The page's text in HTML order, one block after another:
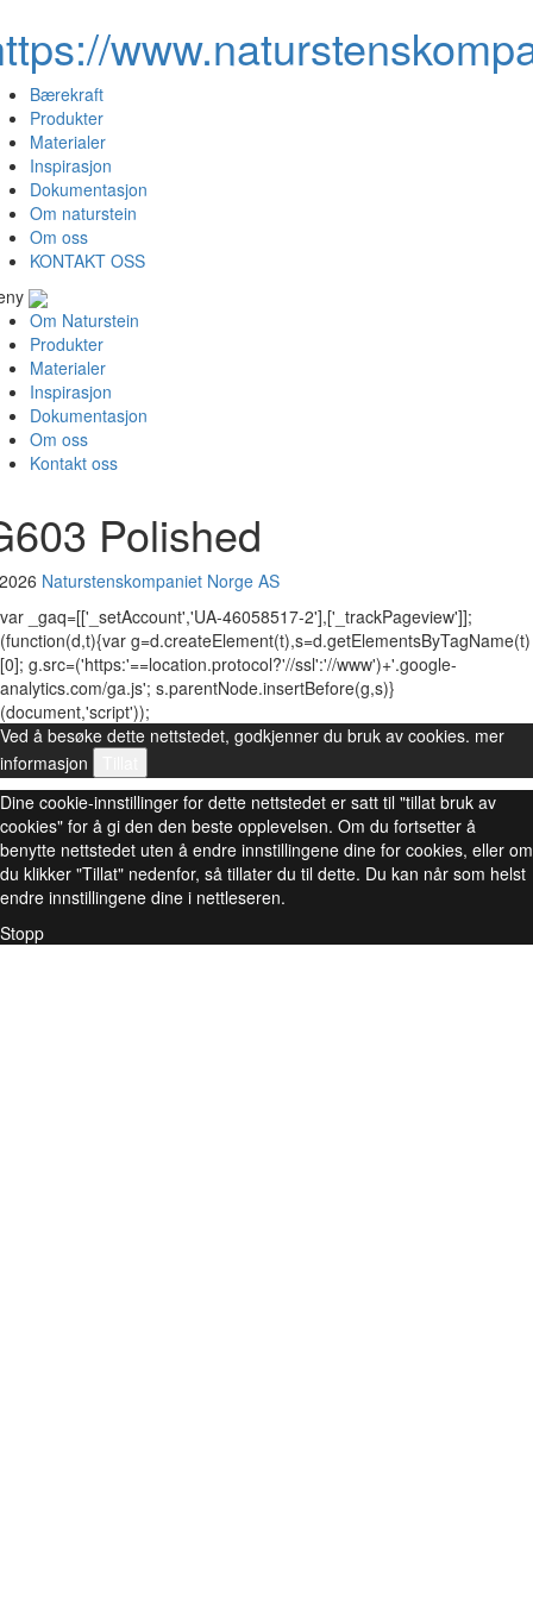
Bærekraft
Produkter
Materialer
Inspirasjon
Dokumentasjon
Om naturstein
Om oss
KONTAKT OSS
Om Naturstein
Produkter
Materialer
Inspirasjon
Dokumentasjon
Om oss
Kontakt oss
Polished
Naturstenskompaniet Norge AS
var _gaq=[['_setAccount','UA-46058517-2'],['_trackPageview']];
(function(d,t){var g=d.createElement(t),s=d.getElementsByTagName(t)
[0]; g.src=('https:'==location.protocol?'//ssl':'//www')+'.google-
analytics.com/ga.js'; s.parentNode.insertBefore(g,s)}
(document,'script'));
Ved å besøke dette nettstedet, godkjenner du bruk av cookies. mer
informasjon
Dine cookie-innstillinger for dette nettstedet er satt til "tillat bruk av
cookies" for å gi den den beste opplevelsen. Om du fortsetter å
benytte nettstedet uten å endre innstillingene dine for cookies, eller om
du klikker "Tillat" nedenfor, så tillater du til dette. Du kan når som helst
endre innstillingene dine i nettleseren.
Stopp